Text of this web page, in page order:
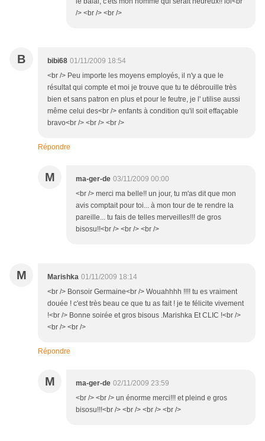
/> <br /> <br />
B bibi68 01/11/2009 18:54
<br /> Peu importe les moyens employés, il n'y a que le
résultat qui compte et moi je trouve que tu te débrouille très
bien et sans patron en plus et pour le feutre, je l' utilise aussi
même celui des<br /> enfants à condition qu'il soit effaçable
bravo<br /> <br /> <br />
Répondre
M ma-ger-de 03/11/2009 00:00
<br /> merci ma belle!! un jour, tu m'as dit que mon
avis comptait pour toi... à mon tour de te rendre la
pareille... tu fais de telles merveilles!!! de gros
bisosu!!<br /> <br /> <br />
M Marishka 01/11/2009 18:14
<br /> Bonsoir Germaine<br /> Wouahhhh !!!! tu es vraiment
douée ! c'est très beau ce que tu as fait ! je te félicite vivement
!<br /> Bonne soirée et gros bisous .Marishka Et CLIC !<br />
<br /> <br />
Répondre
M ma-ger-de 02/11/2009 23:59
<br /> <br /> un énorme merci!!! et pleind e gros
bisosu!!!<br /> <br /> <br /> <br />